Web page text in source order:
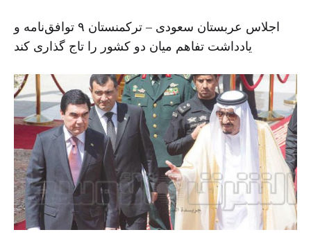
اجلاس عربستان سعودی – ترکمنستان ۹ توافق‌نامه و
یادداشت تفاهم میان دو کشور را تاج گذاری کند